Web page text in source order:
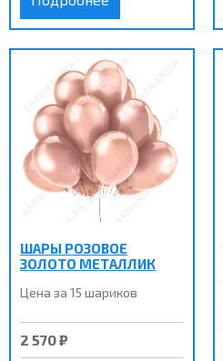
ШАРЫ РОЗОВОЕ
ЗОЛОТО МЕТАЛЛИК
Цена за 15 шариков
2 570 ₽